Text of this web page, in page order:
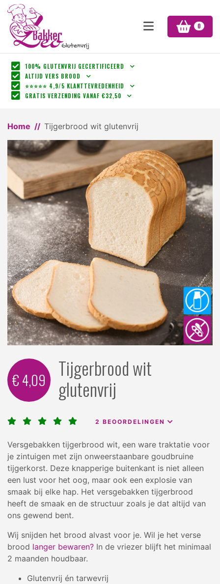
0
100% GLUTENVRIJ GECERTIFICEERD
ALTIJD VERS BROOD
⭐⭐⭐⭐⭐ 4,9/5 KLANTTEVREDENHEID
GRATIS VERZENDING VANAF €32,50
Home Tijgerbrood wit glutenvrij
€ 4,09
Tijgerbrood wit
glutenvrij
2 BEOORDELINGEN
Versgebakken tijgerbrood wit, een ware traktatie voor
je zintuigen met zijn onweerstaanbare goudbruine
tijgerkorst. Deze knapperige buitenkant is niet alleen
een lust voor het oog, maar ook een explosie van
smaak bij elke hap. Het versgebakken tijgerbrood
heeft de smaak en de structuur zoals je dat altijd van
ons gewend bent.
Wij snijden het brood alvast voor je. Wil je het verse
brood langer bewaren? In de vriezer blijft het minimaal
2 maanden houdbaar.
Glutenvrij én tarwevrij